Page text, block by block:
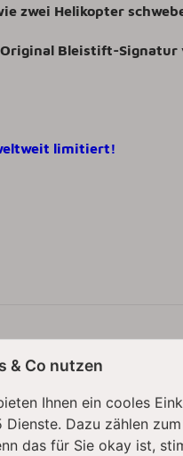
zwei Helikopter
Bleistift-Signatur
limitiert!
Farblithographie ist
auf den
und befindet
& Co nutzen
Ihnen ein cooles
Dienste. Dazu zählen
das für Sie okay ist,